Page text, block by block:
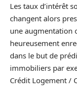
Les taux d’intérêt
changent alors
une augmentation
heureusement
dans le but de
immobiliers par
Crédit Logement /